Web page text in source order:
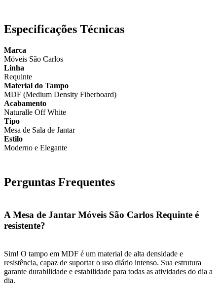
Especificações Técnicas
Marca
Móveis São Carlos
Linha
Requinte
Material do Tampo
MDF (Medium Density Fiberboard)
Acabamento
Naturalle Off White
Tipo
Mesa de Sala de Jantar
Estilo
Moderno e Elegante
Perguntas Frequentes
A Mesa de Jantar Móveis São Carlos Requinte é
resistente?
Sim! O tampo em MDF é um material de alta densidade e
resistência, capaz de suportar o uso diário intenso. Sua estrutura
garante durabilidade e estabilidade para todas as atividades do dia a
dia.